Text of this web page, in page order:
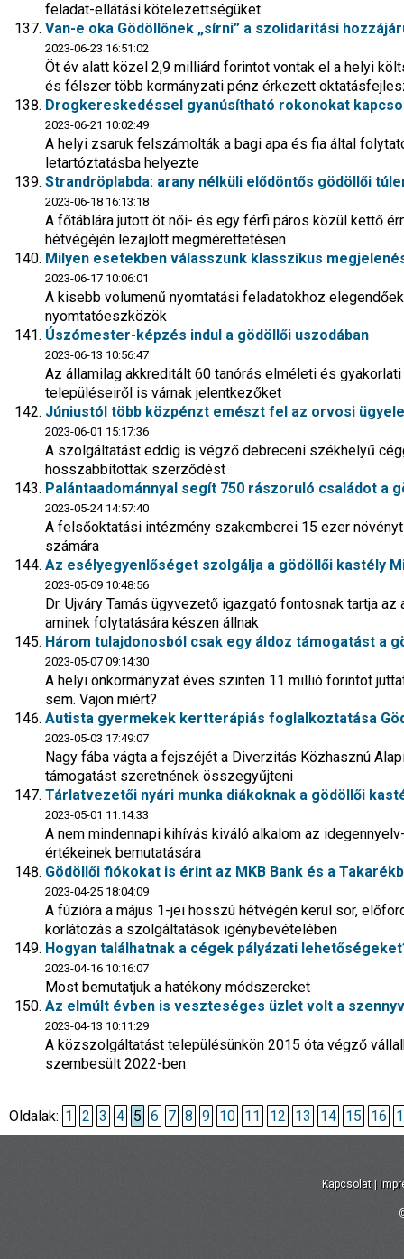
feladat-ellátási kötelezettségüket
Van-e oka Gödöllőnek „sírni” a szolidaritási
2023-06-23 16:51:02
Öt év alatt közel 2,9 milliárd forintot vontak el a helyi
és félszer több kormányzati pénz érkezett
Drogkereskedéssel gyanúsítható rokonokat
2023-06-21 10:02:49
A helyi zsaruk felszámolták a bagi apa és fia által
letartóztatásba helyezte
Strandröplabda: arany nélküli elődöntős gödöllői
2023-06-18 16:13:18
A főtáblára jutott öt női- és egy férfi páros közül kettő
hétvégéjén lezajlott megmérettetésen
Milyen esetekben válasszunk klasszikus
2023-06-17 10:06:01
A kisebb volumenű nyomtatási feladatokhoz
nyomtatóeszközök
Úszómester-képzés indul a gödöllői uszodában
2023-06-13 10:56:47
Az államilag akkreditált 60 tanórás elméleti és
településeiről is várnak jelentkezőket
Júniustól több közpénzt emészt fel az orvosi
2023-06-01 15:17:36
A szolgáltatást eddig is végző debreceni székhelyű
hosszabbítottak szerződést
Palántaadománnyal segít 750 rászoruló családot a
2023-05-24 14:57:40
A felsőoktatási intézmény szakemberei 15 ezer
számára
Az esélyegyenlőséget szolgálja a gödöllői kastély
2023-05-09 10:48:56
Dr. Ujváry Tamás ügyvezető igazgató fontosnak tartja
aminek folytatására készen állnak
Három tulajdonosból csak egy áldoz támogatást a
2023-05-07 09:14:30
A helyi önkormányzat éves szinten 11 millió forintot
sem. Vajon miért?
Autista gyermekek kertterápiás foglalkoztatása
2023-05-03 17:49:07
Nagy fába vágta a fejszéjét a Diverzitás Közhasznú
támogatást szeretnének összegyűjteni
Tárlatvezetői nyári munka diákoknak a gödöllői
2023-05-01 11:14:33
A nem mindennapi kihívás kiváló alkalom az
értékeinek bemutatására
Gödöllői fiókokat is érint az MKB Bank és a
2023-04-25 18:04:09
A fúzióra a május 1-jei hosszú hétvégén kerül sor,
korlátozás a szolgáltatások igénybevételében
Hogyan találhatnak a cégek pályázati
2023-04-16 10:16:07
Most bemutatjuk a hatékony módszereket
Az elmúlt évben is veszteséges üzlet volt a
2023-04-13 10:11:29
A közszolgáltatást településünkön 2015 óta végző
szembesült 2022-ben
Oldalak: 1 2 3 4 5 6 7 8 9 10 11 12 13 14 15 16
Kapcsolat |